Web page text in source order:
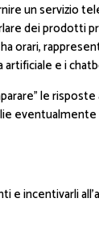
un servizio
dei prodotti
orari,
e i
le
incentivarli